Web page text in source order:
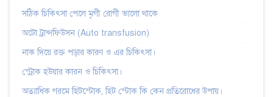
সঠিক চিকিৎসা পেলে মৃগী রোগী ভালো থাকে
অটো ট্রান্সফিউসন (Auto transfusion)
নাক দিয়ে রক্ত পড়ার কারণ ও এর চিকিৎসা।
স্ট্রোক হউয়ার কারন ও চিকিৎসা।
অত্যাধিক গরমে হিটস্টোক, হিট স্টোক কি কেন প্রতিরোধের উপায়।